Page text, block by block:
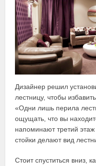
Дизайнер решил
лестницу, чтобы
«Одни лишь перила
ощущать, что вы
напоминают третий
стойки делают вид
Стоит спуститься вниз,